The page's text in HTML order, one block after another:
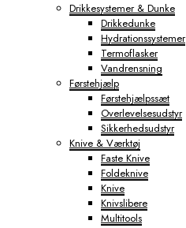
Drikkesystemer & Dunke
Drikkedunke
Hydrationssystemer
Termoflasker
Vandrensning
Førstehjælp
Førstehjælpssæt
Overlevelsesudstyr
Sikkerhedsudstyr
Knive & Værktøj
Faste Knive
Foldeknive
Knive
Knivslibere
Multitools